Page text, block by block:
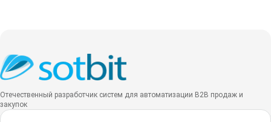
Отечественный разработчик систем для автоматизации B2B продаж и
закупок